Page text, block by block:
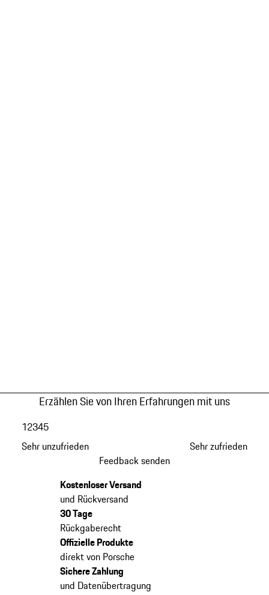
Erzählen Sie von Ihren Erfahrungen mit uns
Sehr unzufrieden
12345
Sehr zufrieden
Feedback senden
Kostenloser Versand
und Rückversand
30 Tage
Rückgaberecht
Offizielle Produkte
direkt von Porsche
Sichere Zahlung
und Datenübertragung